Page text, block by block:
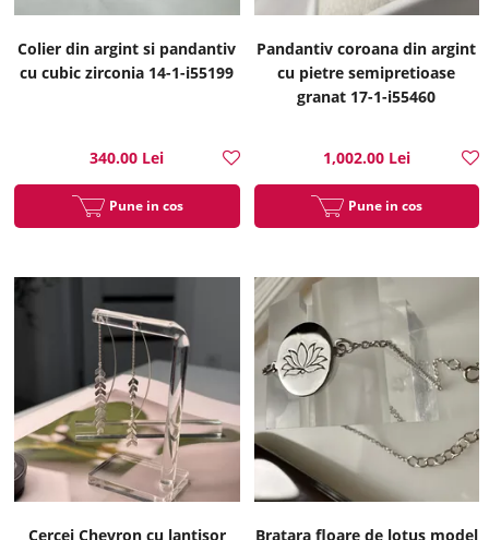
Colier din argint si pandantiv
cu cubic zirconia 14-1-i55199
340.00 Lei
Pune in cos
Pandantiv coroana din argint
cu pietre semipretioase
granat 17-1-i55460
1,002.00 Lei
Pune in cos
Cercei Chevron cu lantisor Bratara floare de lotus model